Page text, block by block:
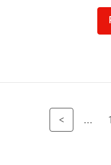
< ...